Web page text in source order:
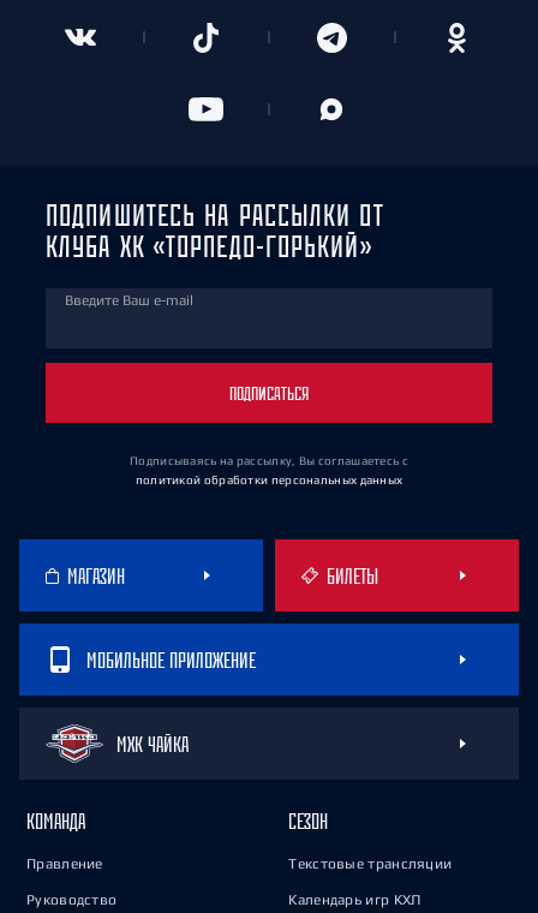
ПОДПИШИТЕСЬ НА РАССЫЛКИ ОТ
КЛУБА ХК «ТОРПЕДО-ГОРЬКИЙ»
Введите Ваш e-mail
ПОДПИСАТЬСЯ
Подписываясь на рассылку, Вы соглашаетесь с
политикой обработки персональных данных
МАГАЗИН БИЛЕТЫ
МОБИЛЬНОЕ ПРИЛОЖЕНИЕ
МХК ЧАЙКА
КОМАНДА
Правление
Руководство
СЕЗОН
Текстовые трансляции
Календарь игр КХЛ